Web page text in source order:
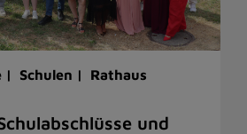
| Schulen | Rathaus
und